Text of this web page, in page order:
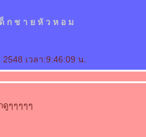
ก ช า ย หั ว ห อ ม
เวลา:9:46:09 น.
ดูๆๆๆๆๆ